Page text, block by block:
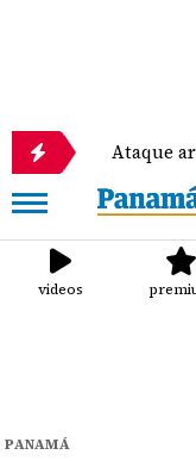
Ataque armado
videos
PANAMÁ